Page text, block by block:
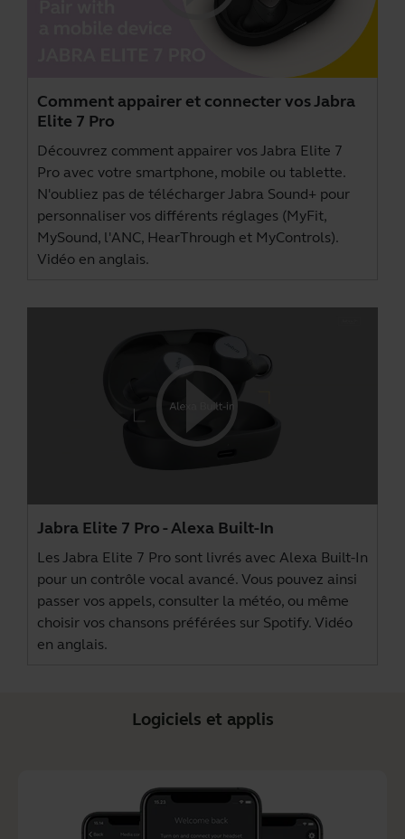
Comment appairer et connecter vos Jabra
Elite 7 Pro
Découvrez comment appairer vos Jabra Elite 7
Pro avec votre smartphone, mobile ou tablette.
N'oubliez pas de téléchargerJabra Sound+ pour
personnaliser vos différents réglages (MyFit,
MySound, l'ANC, HearThrough et MyControls).
Vidéo en anglais.
Jabra Elite 7 Pro - Alexa Built-In
Les Jabra Elite 7 Pro sont livrés avec Alexa Built-In
pour un contrôle vocal avancé. Vous pouvez ainsi
passer vos appels, consulter la météo, ou même
choisir vos chansons préférées sur Spotify. Vidéo
en anglais.
Logiciels et applis